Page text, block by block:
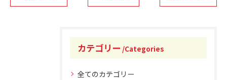
カテゴリー Categories
全てのカテゴリー